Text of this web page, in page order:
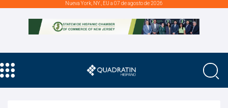
Nueva York, NY., EU a 07 de agosto de 2026